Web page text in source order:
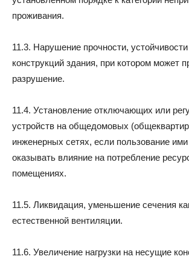
проживания.
11.3. Нарушение прочности,
конструкций здания, при котором может
разрушение.
11.4. Установление отключающих или
устройств на общедомовых
инженерных сетях, если пользование
оказывать влияние на потребление
помещениях.
11.5. Ликвидация, уменьшение сечения
естественной вентиляции.
11.6. Увеличение нагрузки на несущие